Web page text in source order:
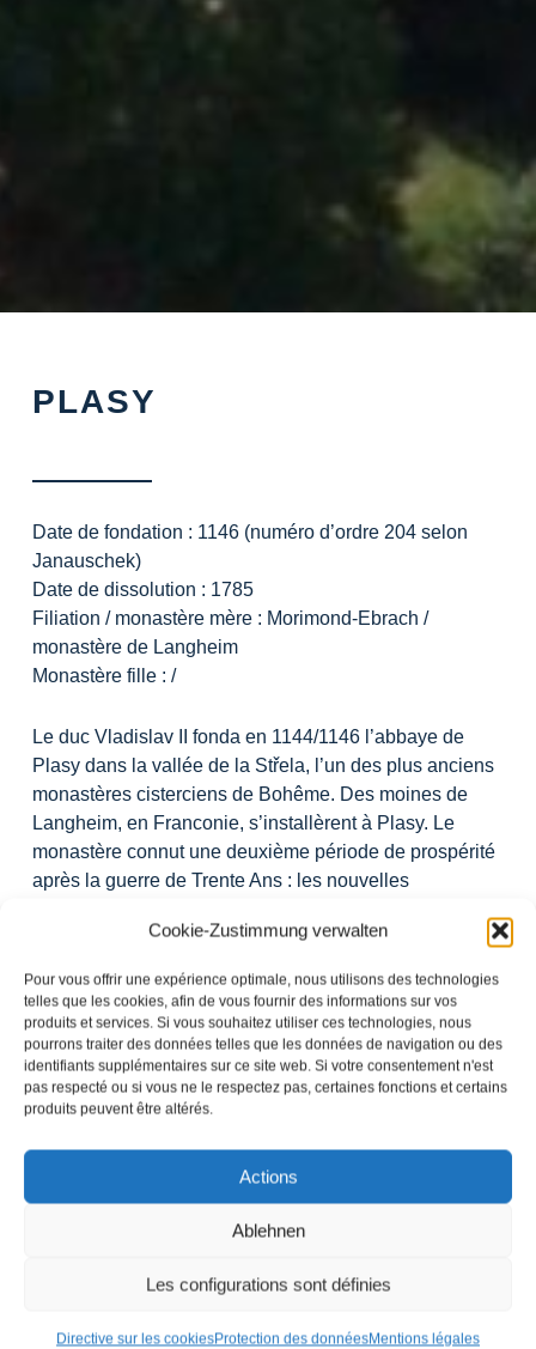
Cookie-Zustimmung verwalten
Pour vous offrir une expérience optimale, nous utilisons des technologies
telles que les cookies, afin de vous fournir des informations sur vos
produits et services. Si vous souhaitez utiliser ces technologies, nous
pourrons traiter des données telles que les données de navigation ou des
identifiants supplémentaires sur ce site web. Si votre consentement n'est
pas respecté ou si vous ne le respectez pas, certaines fonctions et certains
produits peuvent être altérés.
Actions
Ablehnen
Les configurations sont définies
Directive sur les cookiesProtection des donnéesMentions légales
PLASY
Date de fondation : 1146(numéro d’ordre204selon
Janauschek)
Date de dissolution : 1785
Filiation / monastère mère : Morimond-Ebrach /
monastère de Langheim
Monastère fille : /
Le duc Vladislav II fonda en 1144/1146 l’abbaye de
Plasy dans la vallée de la Střela, l’un des plus anciens
monastères cisterciens de Bohême. Des moines de
Langheim, en Franconie, s’installèrent à Plasy. Le
monastère connut une deuxième période de prospérité
après la guerre de Trente Ans : les nouvelles
fermes à quatre côtés et l’église de pèlerinage de
Marianske Tynice marquent encore aujourd’hui le
paysage - tout comme les vastes surfaces agricoles
pour les céréales et la culture fruitière.
Lecteur
audio
00:00 00:00
RAPPORT D’INVENTAIRE